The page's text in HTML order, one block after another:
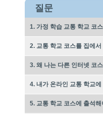
질문
1. 가정 학습 교통 학교 코
2. 교통 학교 코스를 집에
3. 왜 나는 다른 인터넷 코
4. 내가 온라인 교통 학교
5. 교통 학교 코스에 출석